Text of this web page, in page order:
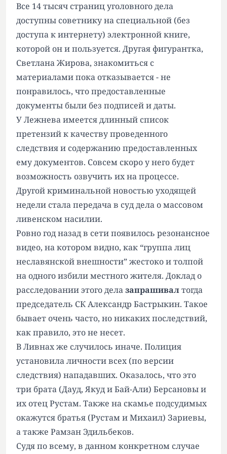
Все 14 тысяч страниц уголовного дела
доступны советнику на специальной (без
доступа к интернету) электронной книге,
которой он и пользуется. Другая фигурантка,
Светлана Жирова, знакомиться с
материалами пока отказывается - не
понравилось, что предоставленные
документы были без подписей и даты.
У Лежнева имеется длинный список
претензий к качеству проведенного
следствия и содержанию предоставленных
ему документов. Совсем скоро у него будет
возможность озвучить их на процессе.
Другой криминальной новостью уходящей
недели стала передача в суд дела о массовом
ливенском насилии.
Ровно год назад в сети появилось резонансное
видео, на котором видно, как “группа лиц
неславянской внешности” жестоко и толпой
на одного избили местного жителя. Доклад о
расследовании этого делазапрашивалтогда
председатель СК Александр Бастрыкин. Такое
бывает очень часто, но никаких последствий,
как правило, это не несет.
В Ливнах же случилось иначе. Полиция
установила личности всех (по версии
следствия) нападавших. Оказалось, что это
три брата (Дауд, Якуд и Бай-Али) Берсановы и
их отец Рустам. Также на скамье подсудимых
окажутся братья (Рустам и Михаил) Зариевы,
а также Рамзан Эдильбеков.
Судя по всему, в данном конкретном случае